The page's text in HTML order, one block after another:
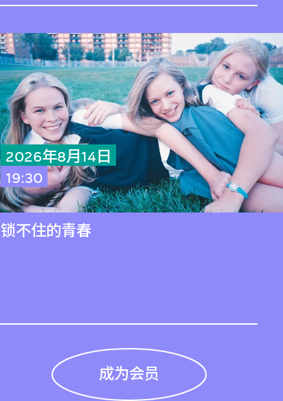
2026年8月14日
19:30
锁不住的青春
成为会员